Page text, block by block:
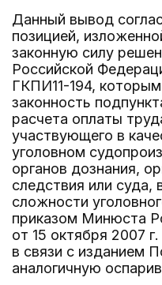
Данный вывод
позицией,
законную силу
Российской
ГКПИ11-194,
законность
расчета оплаты
участвующего в
уголовном
органов дознания,
следствия или суда,
сложности
приказом Минюста
от 15 октября 2007
в связи с изданием
аналогичную